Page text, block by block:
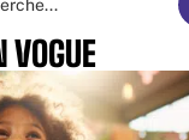
VOGUE